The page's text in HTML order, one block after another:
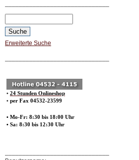
Erweiterte Suche
• 24 Stunden Onlineshop
• per Fax 04532-23599
• Mo-Fr: 8:30 bis 18:00 Uhr
• Sa: 8:30 bis 12:30 Uhr